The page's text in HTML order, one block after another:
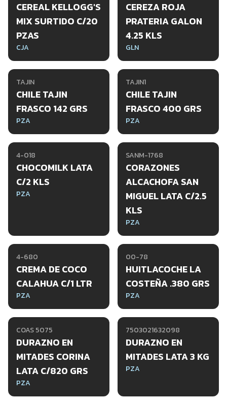
CEREAL KELLOGG'S
MIX SURTIDO C/20
PZAS
CJA
CEREZA ROJA
PRATERIA GALON
4.25 KLS
GLN
TAJIN
CHILE TAJIN
FRASCO 142 GRS
PZA
TAJIN1
CHILE TAJIN
FRASCO 400 GRS
PZA
4-018
CHOCOMILK LATA
C/2 KLS
PZA
SANM-1768
CORAZONES
ALCACHOFA SAN
MIGUEL LATA C/2.5
KLS
PZA
4-680
CREMA DE COCO
CALAHUA C/1 LTR
PZA
00-78
HUITLACOCHE LA
COSTEÑA .380 GRS
PZA
COAS 5075
DURAZNO EN
MITADES CORINA
LATA C/820 GRS
PZA
7503021632098
DURAZNO EN
MITADES LATA 3 KG
PZA